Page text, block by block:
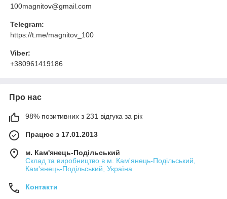
100magnitov@gmail.com
Telegram:
https://t.me/magnitov_100
Viber:
+380961419186
Про нас
98% позитивних з 231 відгука за рік
Працює з 17.01.2013
м. Кам'янець-Подільський
Склад та виробництво в м. Кам'янець-Подільський,
Кам'янець-Подільський, Україна
Контакти